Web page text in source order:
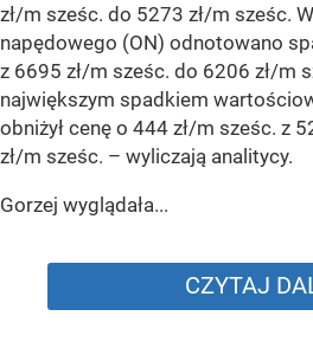
zł/m sześc. do 5273 zł/m sześc.
napędowego (ON) odnotowano
z 6695 zł/m sześc. do 6206 zł/m
największym spadkiem
obniżył cenę o 444 zł/m sześc. z
zł/m sześc. – wyliczają analitycy.
Gorzej wyglądała...
CZYTAJ